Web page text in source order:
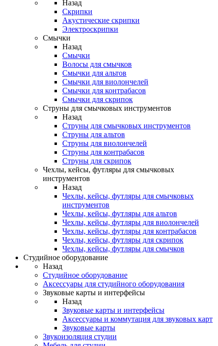
Назад
Скрипки
Акустические скрипки
Электроскрипки
Смычки
Назад
Смычки
Волосы для смычков
Смычки для альтов
Смычки для виолончелей
Смычки для контрабасов
Смычки для скрипок
Струны для смычковых инструментов
Назад
Струны для смычковых инструментов
Струны для альтов
Струны для виолончелей
Струны для контрабасов
Струны для скрипок
Чехлы, кейсы, футляры для смычковых
инструментов
Назад
Чехлы, кейсы, футляры для смычковых
инструментов
Чехлы, кейсы, футляры для альтов
Чехлы, кейсы, футляры для виолончелей
Чехлы, кейсы, футляры для контрабасов
Чехлы, кейсы, футляры для скрипок
Чехлы, кейсы, футляры для смычков
Студийное оборудование
Назад
Студийное оборудование
Аксессуары для студийного оборудования
Звуковые карты и интерфейсы
Назад
Звуковые карты и интерфейсы
Аксессуары и коммутация для звуковых карт
Звуковые карты
Звукоизоляция студии